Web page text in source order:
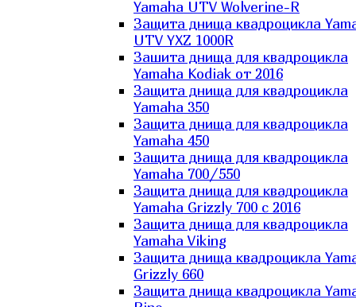
Yamaha UTV Wolverine-R
Защита днища квадроцикла
UTV YXZ 1000R
Зашита днища для квадроцикла
Yamaha Kodiak от 2016
Защита днища для квадроцикла
Yamaha 350
Защита днища для квадроцикла
Yamaha 450
Защита днища для квадроцикла
Yamaha 700/550
Защита днища для квадроцикла
Yamaha Grizzly 700 с 2016
Защита днища для квадроцикла
Yamaha Viking
Защита днища квадроцикла
Grizzly 660
Защита днища квадроцикла